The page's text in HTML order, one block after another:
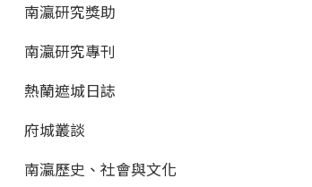
南瀛研究獎助
南瀛研究專刊
熱蘭遮城日誌
府城叢談
南瀛歷史、社會與文化